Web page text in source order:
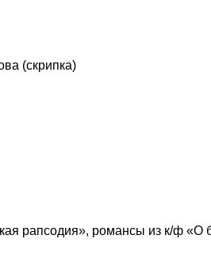
(скрипка)
рапсодия», романсы из к/ф «О